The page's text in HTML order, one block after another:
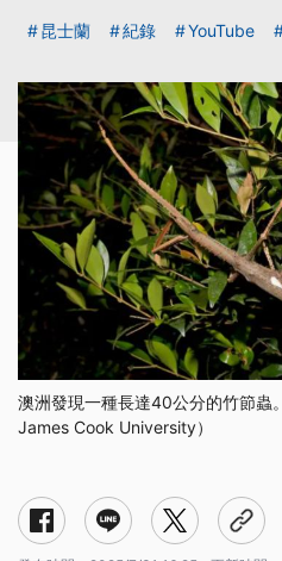
昆士蘭 紀錄 YouTube
澳洲發現一種長達40公分的竹節蟲
James Cook University）